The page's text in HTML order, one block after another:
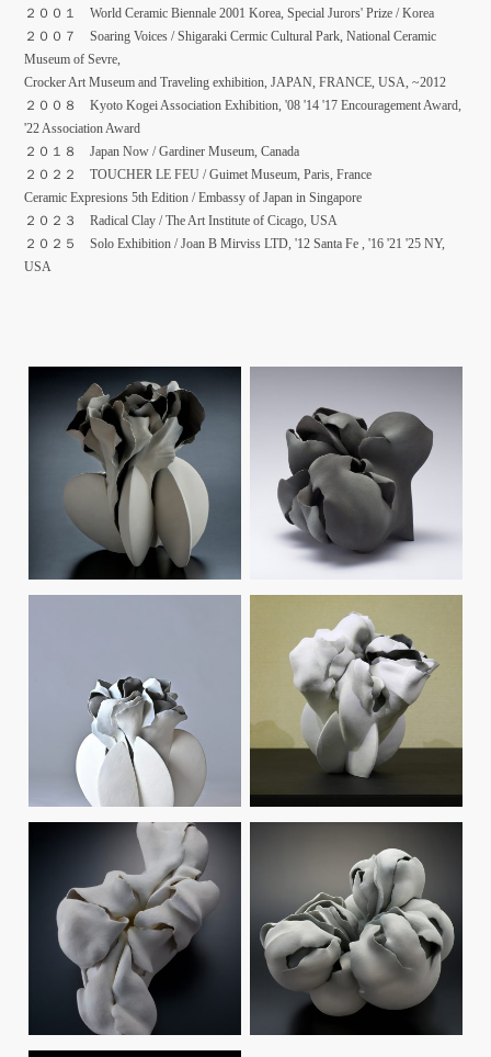
２００１ World Ceramic Biennale 2001 Korea, Special Jurors' Prize / Korea
２００７ Soaring Voices / Shigaraki Cermic Cultural Park, National Ceramic
Museum of Sevre,
Crocker Art Museum and Traveling exhibition, JAPAN, FRANCE, USA, ~2012
２００８ Kyoto Kogei Association Exhibition, '08 '14 '17 Encouragement Award,
'22 Association Award
２０１８ Japan Now / Gardiner Museum, Canada
２０２２ TOUCHER LE FEU / Guimet Museum, Paris, France
Ceramic Expresions 5th Edition / Embassy of Japan in Singapore
２０２３ Radical Clay / The Art Institute of Cicago, USA
２０２５ Solo Exhibition / Joan B Mirviss LTD, '12 Santa Fe , '16 '21 '25 NY,
USA